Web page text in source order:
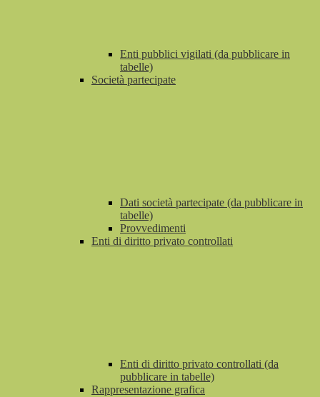
Enti pubblici vigilati (da pubblicare in
tabelle)
Società partecipate
Dati società partecipate (da pubblicare in
tabelle)
Provvedimenti
Enti di diritto privato controllati
Enti di diritto privato controllati (da
pubblicare in tabelle)
Rappresentazione grafica